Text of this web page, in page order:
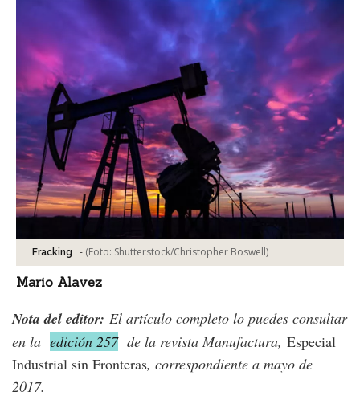
Fracking - (Foto: Shutterstock/Christopher Boswell)
Mario Alavez
Nota del editor: El artículo completo lo puedes consultar
en la edición 257 de la revista Manufactura, Especial
Industrial sin Fronteras, correspondiente a mayo de
2017.